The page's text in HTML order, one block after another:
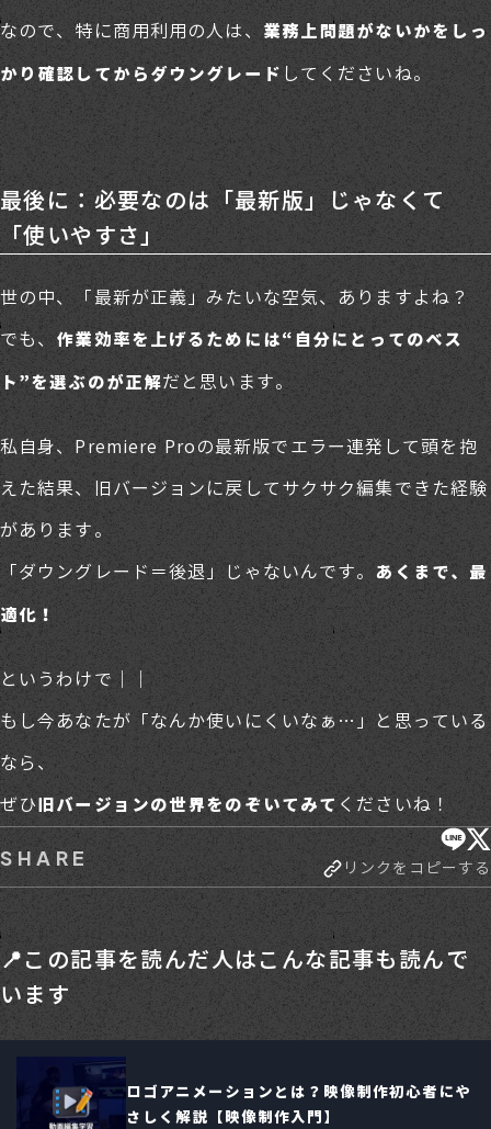
なので、特に商用利用の人は、 業務上問題がないかをしっ
かり確認してからダウングレード してくださいね。
最後に：必要なのは「最新版」じゃなくて
「使いやすさ」
世の中、「最新が正義」みたいな空気、ありますよね？
でも、 作業効率を上げるためには“自分にとってのベス
ト”を選ぶのが正解だと思います。
私自身、Premiere Proの最新版でエラー連発して頭を抱
えた結果、旧バージョンに戻してサクサク編集できた経験
があります。
「ダウングレード＝後退」じゃないんです。
あくまで、最
適化！
というわけで──
もし今あなたが「なんか使いにくいなぁ…」と思っている
なら、
ぜひ旧バージョンの世界をのぞいてみて くださいね！
SHARE リンクをコピーする
📍この記事を読んだ人はこんな記事も読んで
います
ロゴアニメーションとは？映像制作初心者にや
さしく解説【映像制作入門】